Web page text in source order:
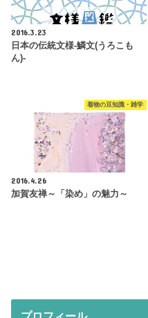
2016.3.23
日本の伝統文様-鱗文(うろこも
ん)-
着物の豆知識・雑学
2016.4.26
加賀友禅～「染め」の魅力～